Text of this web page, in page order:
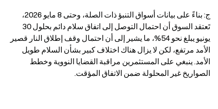
الصواريخ غير المحلولة ضمن الاتفاق المؤقت.